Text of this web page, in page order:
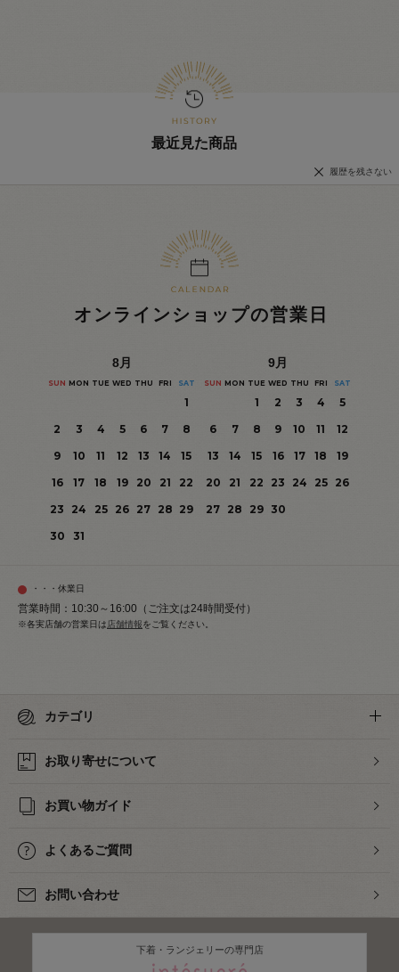
最近見た商品
履歴を残さない
オンラインショップの営業日
8月
SUN MON TUE WED THU FRI SAT
1
2
3 4 5 6 7
8
9
10 11 12 13 14
15
16
17 18 19 20 21
22
23
24 25 26 27 28 29
30
31
9月
SUN MON TUE WED THU FRI SAT
1 2 3 4
5
6
7 8 9 10 11
12
13
14 15 16 17 18
19
20
21 22 23 24 25
26
27 28 29 30
・・・休業日
営業時間：10:30～16:00（ご注文は24時間受付）
※各実店舗の営業日は店舗情報をご覧ください。
カテゴリ
お取り寄せについて
お買い物ガイド
よくあるご質問
お問い合わせ
下着・ランジェリーの専門店